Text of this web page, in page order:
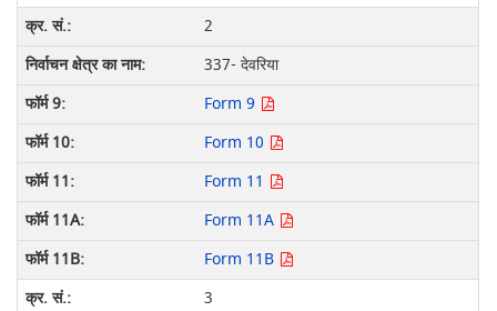
2
337- देवरिया
Form 9
Form 10
Form 11
Form 11A
Form 11B
3